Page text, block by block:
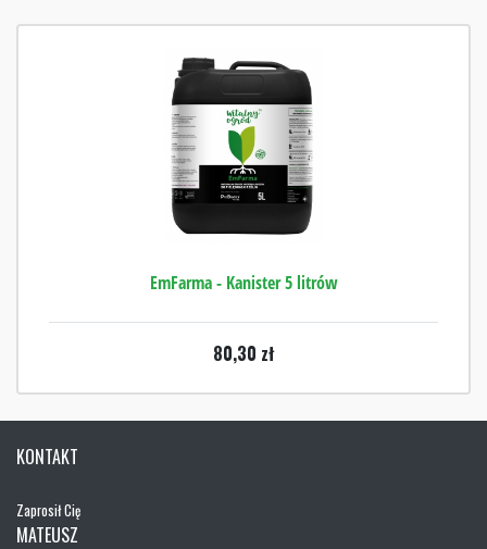
EmFarma - Kanister 5 litrów
80,30 zł
KONTAKT
Zaprosił Cię
MATEUSZ